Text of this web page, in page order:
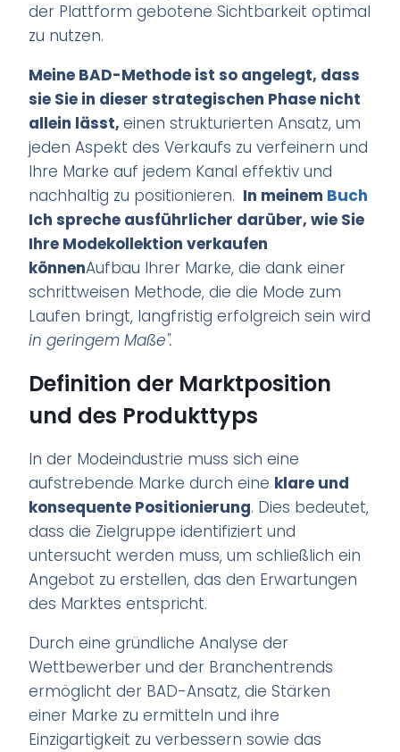
der Plattform gebotene Sichtbarkeit optimal
zu nutzen.
Meine BAD-Methode ist so angelegt, dass
sie Sie in dieser strategischen Phase nicht
allein lässt,einen strukturierten Ansatz, um
jeden Aspekt des Verkaufs zu verfeinern und
Ihre Marke auf jedem Kanal effektiv und
nachhaltig zu positionieren. In meinem Buch
Ich spreche ausführlicher darüber, wie Sie
Ihre Modekollektion verkaufen
könnenAufbau Ihrer Marke, die dank einer
schrittweisen Methode, die die Mode zum
Laufen bringt, langfristig erfolgreich sein wird
in geringem Maße".
Definition der Marktposition
und des Produkttyps
In der Modeindustrie muss sich eine
aufstrebende Marke durch eine klare und
konsequente Positionierung. Dies bedeutet,
dass die Zielgruppe identifiziert und
untersucht werden muss, um schließlich ein
Angebot zu erstellen, das den Erwartungen
des Marktes entspricht.
Durch eine gründliche Analyse der
Wettbewerber und der Branchentrends
ermöglicht der BAD-Ansatz, die Stärken
einer Marke zu ermitteln und ihre
Einzigartigkeit zu verbessern sowie das